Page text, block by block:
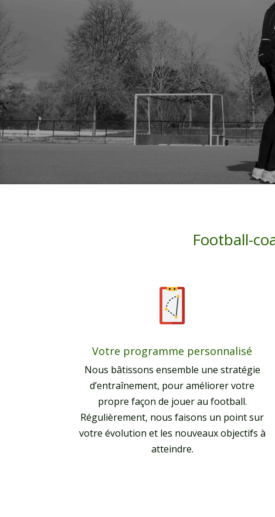
Football-
Votre programme personnalisé
Nous bâtissons ensemble une stratégie
d’entraînement, pour améliorer votre
propre façon de jouer au football.
Régulièrement, nous faisons un point sur
votre évolution et les nouveaux objectifs à
atteindre.